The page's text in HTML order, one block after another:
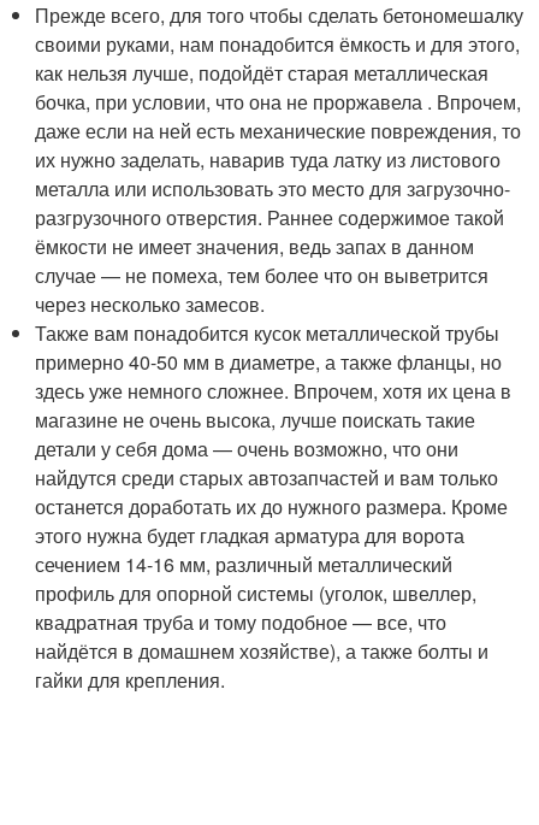
Прежде всего, для того чтобы сделать бетономешалку
своими руками, нам понадобится ёмкость и для этого,
как нельзя лучше, подойдёт старая металлическая
бочка, при условии, что она не проржавела . Впрочем,
даже если на ней есть механические повреждения, то
их нужно заделать, наварив туда латку из листового
металла или использовать это место для загрузочно-
разгрузочного отверстия. Раннее содержимое такой
ёмкости не имеет значения, ведь запах в данном
случае — не помеха, тем более что он выветрится
через несколько замесов.
Также вам понадобится кусок металлической трубы
примерно 40-50 мм в диаметре, а также фланцы, но
здесь уже немного сложнее. Впрочем, хотя их цена в
магазине не очень высока, лучше поискать такие
детали у себя дома — очень возможно, что они
найдутся среди старых автозапчастей и вам только
останется доработать их до нужного размера. Кроме
этого нужна будет гладкая арматура для ворота
сечением 14-16 мм, различный металлический
профиль для опорной системы (уголок, швеллер,
квадратная труба и тому подобное — все, что
найдётся в домашнем хозяйстве), а также болты и
гайки для крепления.